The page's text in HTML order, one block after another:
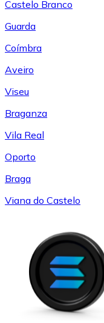
Castelo Branco
Guarda
Coímbra
Aveiro
Viseu
Braganza
Vila Real
Oporto
Braga
Viana do Castelo